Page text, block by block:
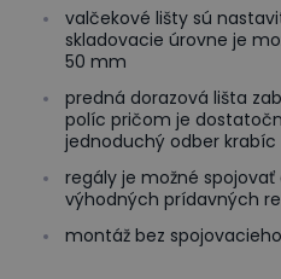
valčekové lišty sú
skladovacie úrovne je
50 mm
predná dorazová lišta
políc pričom je
jednoduchý odber krabíc
regály je možné
výhodných prídavných
montáž bez